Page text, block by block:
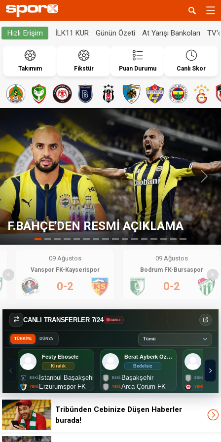
Hızlı Erişim İLK11 KUR Günün Özeti At Yarışı Bankoları
Takımım Fikstür Puan Durumu Canlı Skor
TRANSFERDE KARAR
Geri İleri
<
09 Ağustos
Vanspor FK-Kayserispor
0-2
09 Ağustos
Bodrum FK-Bursaspor
0-2
>
CANLI TRANSFERLER 7/24 CANLI
TÜRKİYE DÜNYA
Festy Ebosele
Kiralık
İstanbul Başakşehir
Erzurumspor FK
Berat Ayberk Özdemir
Bedelsiz
Başakşehir
Arca Çorum FK
Tribünden Cebinize Düşen Haberler
burada!